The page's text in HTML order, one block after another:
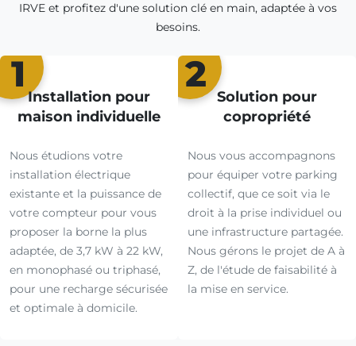
IRVE et profitez d'une solution clé en main, adaptée à vos
besoins.
1
Installation pour
maison individuelle
Nous étudions votre
installation électrique
existante et la puissance de
votre compteur pour vous
proposer la borne la plus
adaptée, de 3,7 kW à 22 kW,
en monophasé ou triphasé,
pour une recharge sécurisée
et optimale à domicile.
2
Solution pour
copropriété
Nous vous accompagnons
pour équiper votre parking
collectif, que ce soit via le
droit à la prise individuel ou
une infrastructure partagée.
Nous gérons le projet de A à
Z, de l'étude de faisabilité à
la mise en service.